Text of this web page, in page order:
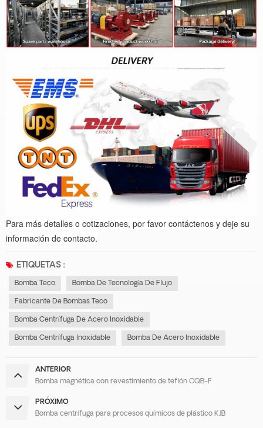
Para más detalles o cotizaciones, por favor contáctenos y deje su
información de contacto.
ETIQUETAS :
Bomba Teco Bomba De Tecnología De Flujo
Fabricante De Bombas Teco
Bomba Centrífuga De Acero Inoxidable
Bomba Centrífuga Inoxidable Bomba De Acero Inoxidable
ANTERIOR
Bomba magnética con revestimiento de teflón CQB-F
PRÓXIMO
Bomba centrífuga para procesos químicos de plástico KJB